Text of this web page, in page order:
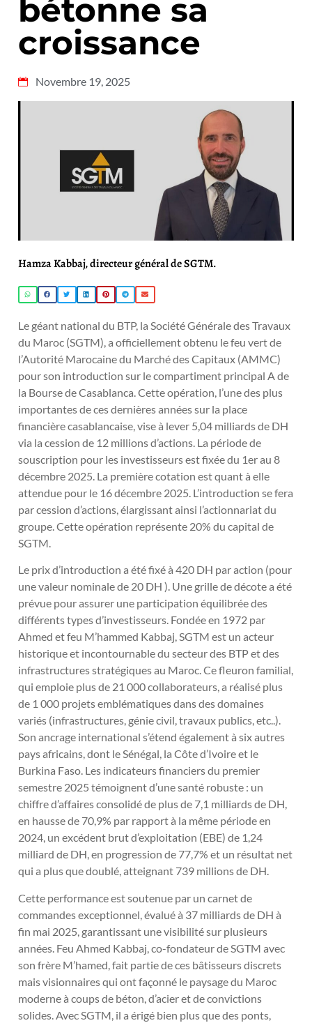
bétonne sa
croissance
Novembre 19, 2025
Hamza Kabbaj, directeur général de SGTM.
Le géant national du BTP, la Société Générale des Travaux
du Maroc (SGTM), a officiellement obtenu le feu vert de
l’Autorité Marocaine du Marché des Capitaux (AMMC)
pour son introduction sur le compartiment principal A de
la Bourse de Casablanca. Cette opération, l’une des plus
importantes de ces dernières années sur la place
financière casablancaise, vise à lever 5,04 milliards de DH
via la cession de 12 millions d’actions. La période de
souscription pour les investisseurs est fixée du 1er au 8
décembre 2025. La première cotation est quant à elle
attendue pour le 16 décembre 2025. L’introduction se fera
par cession d’actions, élargissant ainsi l’actionnariat du
groupe. Cette opération représente 20% du capital de
SGTM.
Le prix d’introduction a été fixé à 420 DH par action (pour
une valeur nominale de 20 DH ). Une grille de décote a été
prévue pour assurer une participation équilibrée des
différents types d’investisseurs. Fondée en 1972 par
Ahmed et feu M’hammed Kabbaj, SGTM est un acteur
historique et incontournable du secteur des BTP et des
infrastructures stratégiques au Maroc. Ce fleuron familial,
qui emploie plus de 21 000 collaborateurs, a réalisé plus
de 1 000 projets emblématiques dans des domaines
variés (infrastructures, génie civil, travaux publics, etc..).
Son ancrage international s’étend également à six autres
pays africains, dont le Sénégal, la Côte d’Ivoire et le
Burkina Faso. Les indicateurs financiers du premier
semestre 2025 témoignent d’une santé robuste : un
chiffre d’affaires consolidé de plus de 7,1 milliards de DH,
en hausse de 70,9% par rapport à la même période en
2024, un excédent brut d’exploitation (EBE) de 1,24
milliard de DH, en progression de 77,7% et un résultat net
qui a plus que doublé, atteignant 739 millions de DH.
Cette performance est soutenue par un carnet de
commandes exceptionnel, évalué à 37 milliards de DH à
fin mai 2025, garantissant une visibilité sur plusieurs
années. Feu Ahmed Kabbaj, co-fondateur de SGTM avec
son frère M’hamed, fait partie de ces bâtisseurs discrets
mais visionnaires qui ont façonné le paysage du Maroc
moderne à coups de béton, d’acier et de convictions
solides. Avec SGTM, il a érigé bien plus que des ponts,